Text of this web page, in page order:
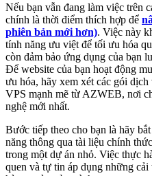
Nếu bạn vẫn đang làm việc trên
chính là thời điểm thích hợp để
phiên bản mới hơn). Việc này
tính năng ưu việt để tối ưu hóa
còn đảm bảo ứng dụng của bạn
Để website của bạn hoạt động
ưu hóa, hãy xem xét các gói
VPS mạnh mẽ từ AZWEB, nơi
nghệ mới nhất.
Bước tiếp theo cho bạn là hãy
năng thông qua tài liệu chính
trong một dự án nhỏ. Việc thực
quen và tự tin áp dụng những